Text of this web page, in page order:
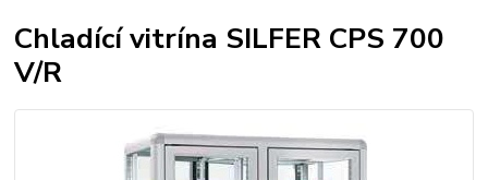
Chladící vitrína SILFER CPS 700
V/R